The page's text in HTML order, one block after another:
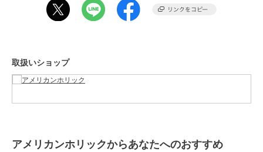
※お使いのモニター環境によって商品の色味が違って見える場合がご
ざいます。
ブランド
ショップ アメリカンホリック
箱・タンブラー
箱・タンブラー
取扱いショップ
アメリカンホリックからあなたへのおすすめ